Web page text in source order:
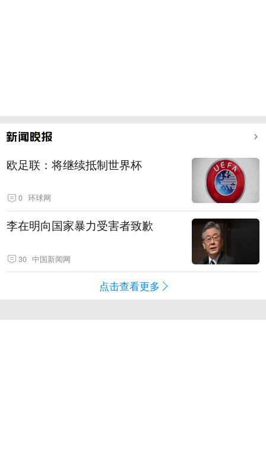
欧足联：将继续抵制世界杯
0 环球网
李在明向国家暴力受害者致歉
30 中国新闻网
点击查看更多